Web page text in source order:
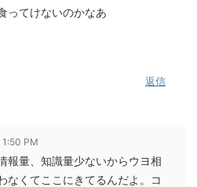
ってけないのかなあ
返信
PM
報量、知識量少ないからウヨ相
なくてここにきてるんだよ。コ